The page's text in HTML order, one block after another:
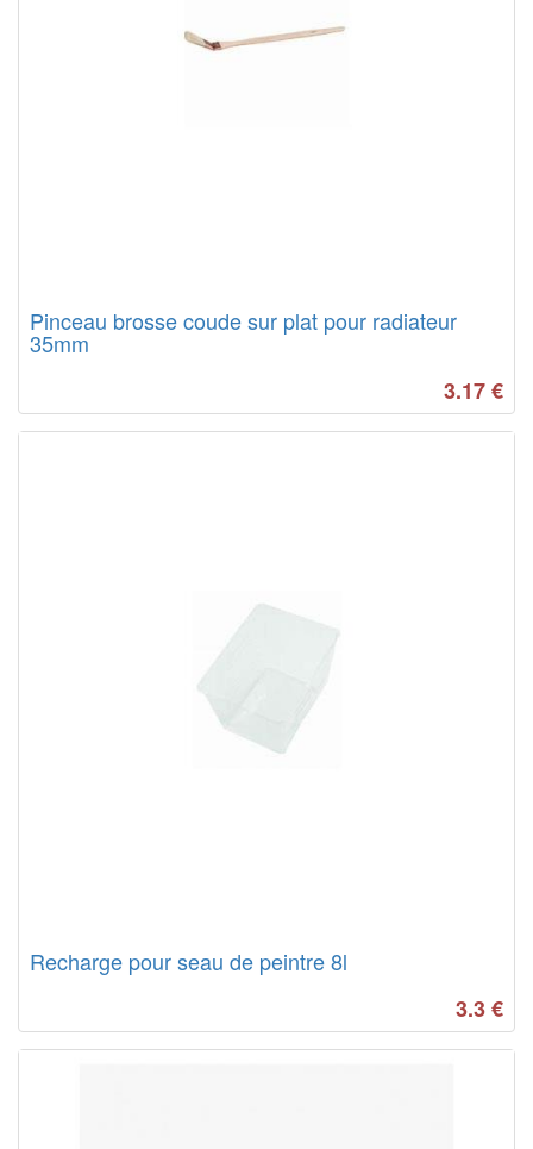
Pinceau brosse coude sur plat pour radiateur
35mm
3.17€
Recharge pour seau de peintre 8l
3.3€